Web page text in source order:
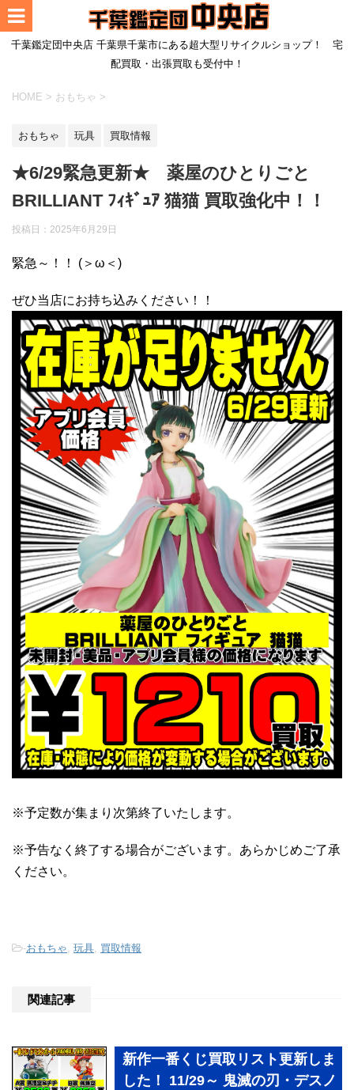
千葉鑑定団中央店 千葉県千葉市にある超大型リサイクルショップ！ 宅
配買取・出張買取も受付中！
HOME > おもちゃ >
おもちゃ 玩具 買取情報
★6/29緊急更新★ 薬屋のひとりごと
BRILLIANT ﾌｨｷﾞｭｱ 猫猫 買取強化中！！
投稿日： 2025年6月29日
緊急～！！ (＞ω＜)
ぜひ当店にお持ち込みください！！
※予定数が集まり次第終了いたします。
※予告なく終了する場合がございます。あらかじめご了承
ください。
-おもちゃ, 玩具, 買取情報
関連記事
新作一番くじ買取リスト更新しま
した！ 11/29～ 鬼滅の刃・デスノ